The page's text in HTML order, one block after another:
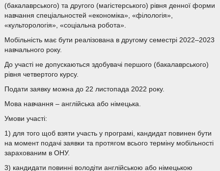
(бакалаврського) та другого (магістерського) рівня денної форми
навчання спеціальностей «економіка», «філологія»,
«культорологія», «соціальна робота».
Мобільність має бути реалізована в другому семестрі 2022–2023
навчального року.
До участі не допускаються здобувачі першого (бакалаврського)
рівня четвертого курсу.
Подати заявку можна до 22 листопада 2022 року.
Мова навчання – англійська або німецька.
Умови участі:
1) для того щоб взяти участь у програмі, кандидат повинен бути
на момент подачі заявки та протягом всього терміну мобільності
зарахованим в ОНУ.
3) кандидати повинні володіти англійською або німецькою